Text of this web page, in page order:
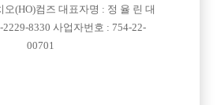
(HO)컴즈 대표자명 : 정 율 린 대
2229-8330 사업자번호 : 754-22-
00701
사업자번호: j1204020180002
인구직 전문 - 선수나라 All RIGHTS RESERVED.